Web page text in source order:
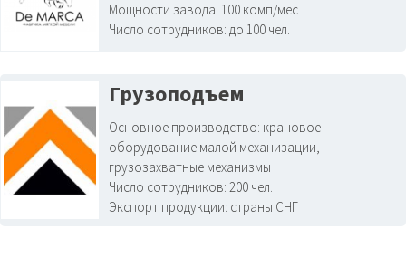
Мощности завода: 100 комп/мес
Число сотрудников: до 100 чел.
Грузоподъем
Основное производство: крановое
оборудование малой механизации,
грузозахватные механизмы
Число сотрудников: 200 чел.
Экспорт продукции: страны СНГ